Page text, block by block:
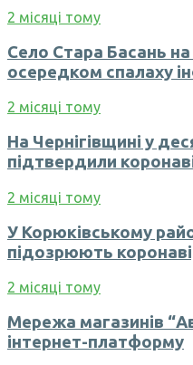
2 місяці тому
Село Стара Басань
осередком спалаху
2 місяці тому
На Чернігівщині у
підтвердили
2 місяці тому
У Корюківському
підозрюють
2 місяці тому
Мережа магазинів
інтернет-платформу